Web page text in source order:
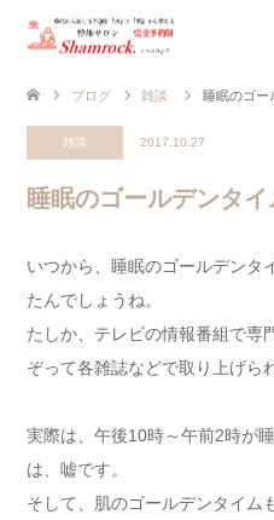
ブログ 雑談 睡眠のゴー
雑談 2017.10.27
睡眠のゴールデンタイ
いつから、睡眠のゴールデンタ
たんでしょうね。
たしか、テレビの情報番組で専
ぞって各雑誌などで取り上げら
実際は、午後10時～午前2時が
は、嘘です。
そして、肌のゴールデンタイム